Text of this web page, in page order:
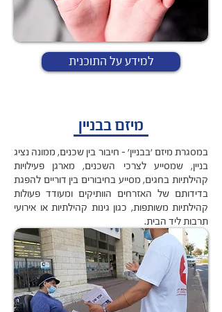
למידע על התוכנית
מיזם בבניין
במסגרת מיזם 'בבניין' – חיבור בין שכנים, ממונה נציג
בניין, שמסייע לצרכי השכנים, מארגן פעילויות
קהילתיות בחגים, מסייע בחיבורים בין דוריים להפגת
בדידותם של האזרחים הוותיקים ומעודד פעולות
קהילתיות משותפות, כגון גינות קהילתיות או אירועי
תרבות ליד הבית.